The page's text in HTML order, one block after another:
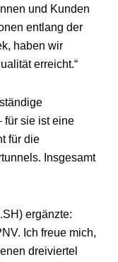
und Kunden
entlang der
haben wir
erreicht.“
für sie ist eine
für die
Insgesamt
ergänzte:
Ich freue mich,
dreiviertel